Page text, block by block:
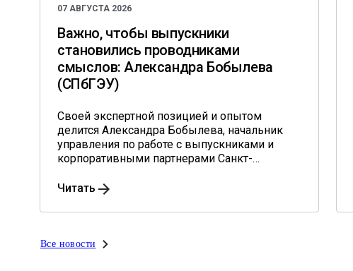
07 АВГУСТА 2026
Важно, чтобы выпускники
становились проводниками
смыслов: Александра Бобылева
(СПбГЭУ)
Своей экспертной позицией и опытом
делится Александра Бобылева, начальник
управления по работе с выпускниками и
корпоративными партнерами Санкт-
экономического университета.
Читать
Все новости